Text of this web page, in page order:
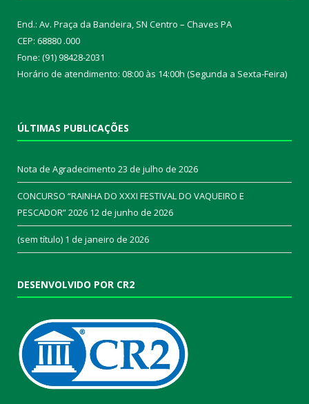
End.: Av. Praça da Bandeira, SN Centro – Chaves PA
CEP: 68880 .000
Fone: (91) 98428-2031
Horário de atendimento: 08:00 às 14:00h (Segunda a Sexta-Feira)
ÚLTIMAS PUBLICAÇÕES
Nota de Agradecimento 23 de julho de 2026
CONCURSO “RAINHA DO XXXI FESTIVAL DO VAQUEIRO E
PESCADOR” 2026 12 de junho de 2026
(sem título) 1 de janeiro de 2026
DESENVOLVIDO POR CR2